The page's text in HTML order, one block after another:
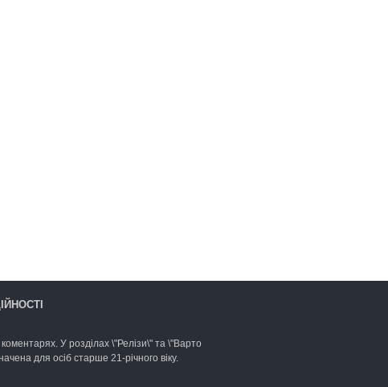
У розділах \"Релізи\" та \"Варто
для осіб старше 21-річного віку.